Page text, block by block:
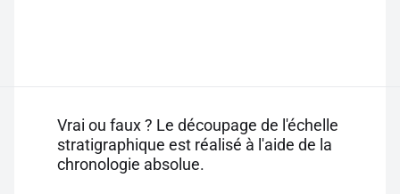
Vrai ou faux ? Le découpage de l'échelle
stratigraphique est réalisé à l'aide de la
chronologie absolue.